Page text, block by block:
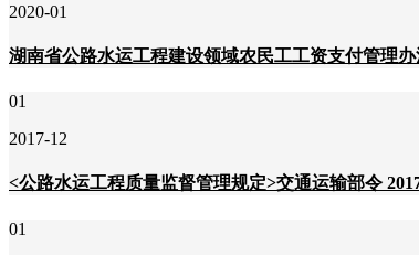
2020-01
湖南省公路水运工程建设领域农民工工资支付管理办
01
2017-12
<公路水运工程质量监督管理规定>交通运输部令
01